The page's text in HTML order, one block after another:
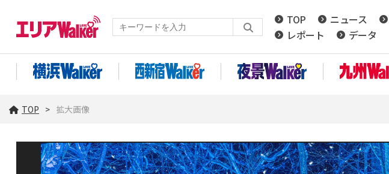
TOP ニュース
レポート
データ
TOP 拡大画像